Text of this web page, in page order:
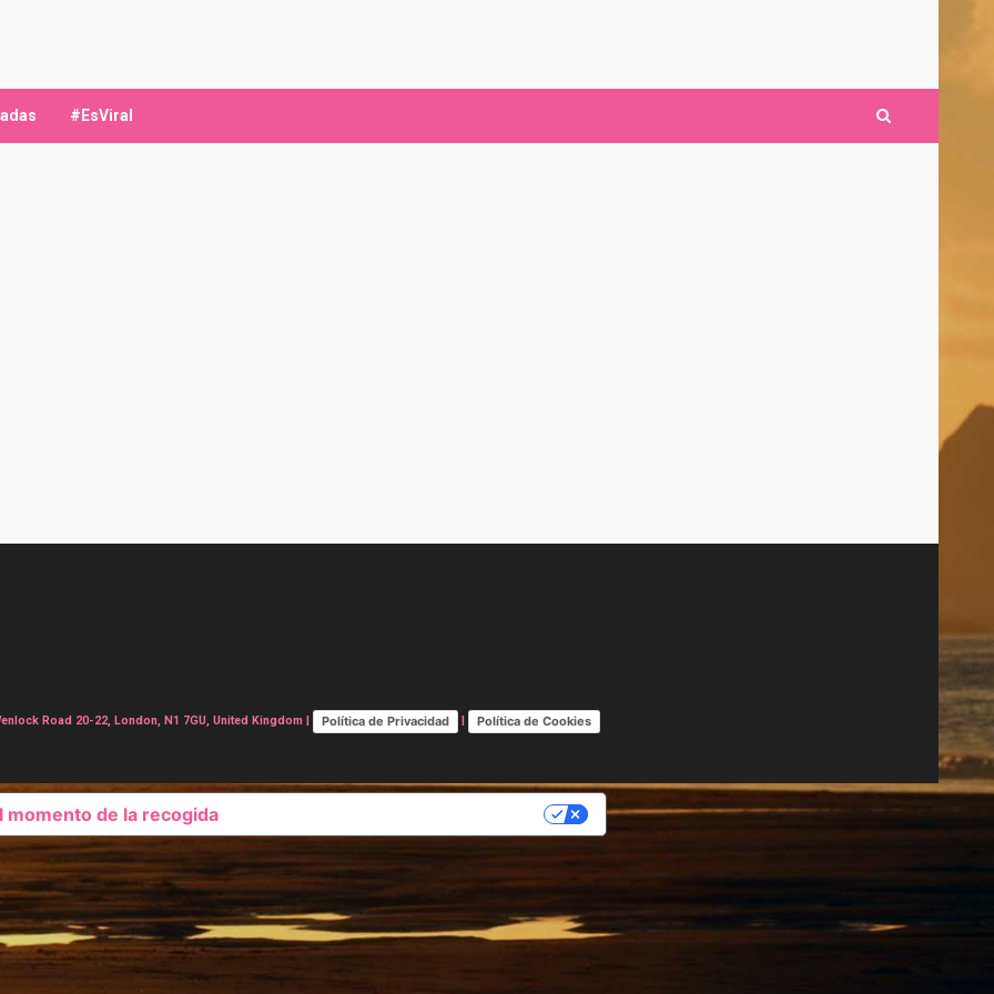
#EsViral
Road 20-22, London, N1 7GU, United Kingdom | Política de Privacidad | Política de Cookies
momento de la recogida